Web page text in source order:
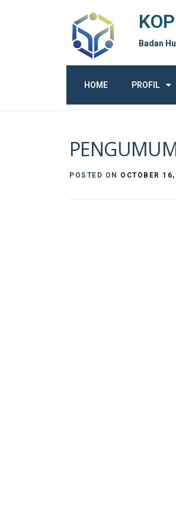
Badan
HOME PROFIL
POSTED ON OCTOBER